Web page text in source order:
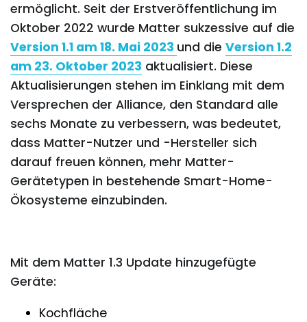
ermöglicht. Seit der Erstveröffentlichung im
Oktober 2022 wurde Matter sukzessive auf die
Version 1.1 am 18. Mai 2023 und die Version 1.2
am 23. Oktober 2023 aktualisiert. Diese
Aktualisierungen stehen im Einklang mit dem
Versprechen der Alliance, den Standard alle
sechs Monate zu verbessern, was bedeutet,
dass Matter-Nutzer und -Hersteller sich
darauf freuen können, mehr Matter-
Gerätetypen in bestehende Smart-Home-
Ökosysteme einzubinden.
Mit dem Matter 1.3 Update hinzugefügte
Geräte:
Kochfläche